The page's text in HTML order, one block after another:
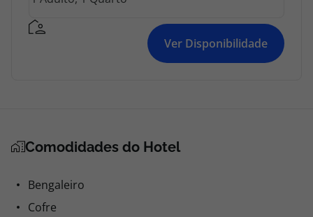
Ver Disponibilidade
Comodidades do Hotel
Bengaleiro
Cofre